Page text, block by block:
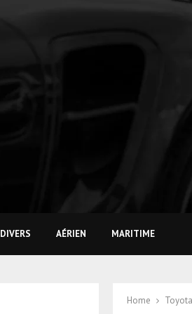
DIVERS AÉRIEN MARITIME
Home